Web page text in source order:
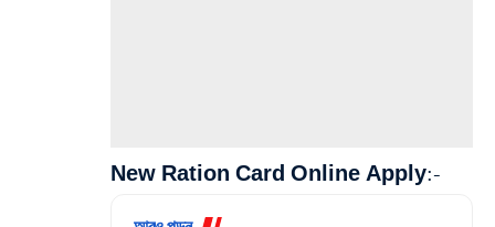
New Ration Card Online Apply:-